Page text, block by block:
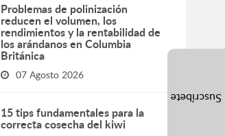
Problemas de polinización
reducen el volumen, los
rendimientos y la rentabilidad de
los arándanos en Columbia
Británica
07 Agosto 2026
15 tips fundamentales para la
correcta cosecha del kiwi
Suscríbete